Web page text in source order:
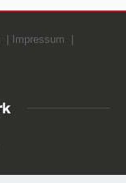
Impressum